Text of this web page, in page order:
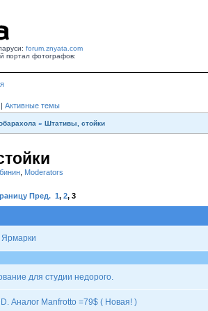
forum.znyata.com
портал фотографов:
| Активные темы
» Штативы, стойки
Moderators
Пред. 1, 2, 3
для студии недорого.
Аналог Manfrotto =79$ ( Новая! )